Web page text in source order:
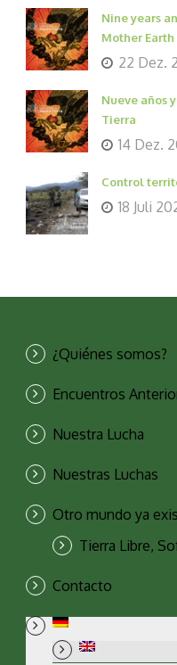
Nine years
Mother Earth
22 Dez.
Nueve años
Tierra
14 Dez.
Control
18 Juli
¿Quiénes somos?
Encuentros
Nuestra Lucha
Nuestras Luchas
Otro mundo ya
Tierra Libre,
Contacto